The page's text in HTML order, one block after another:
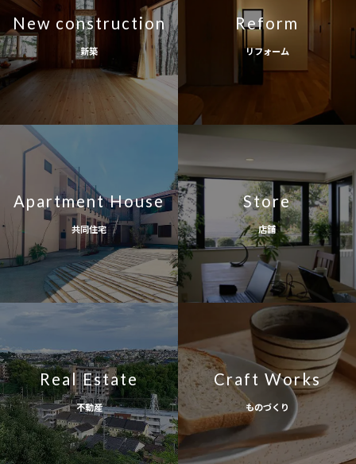
New construction
新築
Reform
リフォーム
Apartment House
共同住宅
Store
店舗
Real Estate
不動産
Craft Works
ものづくり